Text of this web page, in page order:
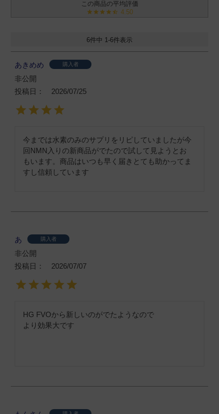
4.50
6件中 1-6件表示
あきめめ 購入者
非公開
投稿日
2026/07/25
今までは水素のみのサプリをリピしていましたが今
回NMN入りの新商品がでたので試して見ようとお
もいます。商品はいつも早く届きとても助かってま
すし信頼しています
あ 購入者
非公開
投稿日
2026/07/07
HG FVOから新しいのがでたようなので
より効果大です